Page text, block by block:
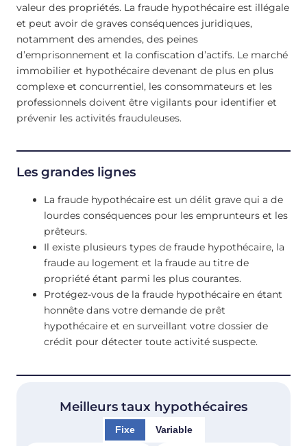
valeur des propriétés. La fraude hypothécaire est illégale
et peut avoir de graves conséquences juridiques,
notamment des amendes, des peines
d’emprisonnement et la confiscation d’actifs. Le marché
immobilier et hypothécaire devenant de plus en plus
complexe et concurrentiel, les consommateurs et les
professionnels doivent être vigilants pour identifier et
prévenir les activités frauduleuses.
Les grandes lignes
La fraude hypothécaire est un délit grave qui a de
lourdes conséquences pour les emprunteurs et les
prêteurs.
Il existe plusieurs types de fraude hypothécaire, la
fraude au logement et la fraude au titre de
propriété étant parmi les plus courantes.
Protégez-vous de la fraude hypothécaire en étant
honnête dans votre demande de prêt
hypothécaire et en surveillant votre dossier de
crédit pour détecter toute activité suspecte.
Meilleurs taux hypothécaires
Fixe Variable